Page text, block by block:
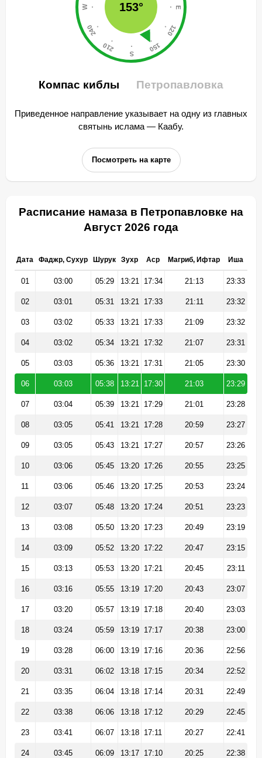
153°
Компас киблы Петропавловка
Приведенное направление указывает на одну из главных
святынь ислама — Каабу.
Посмотреть на карте
Расписание намаза в Петропавловке на
Август 2026 года
Дата Фаджр, Сухур Шурук Зухр Аср Магриб, Ифтар Иша
01 03:00 05:29 13:21 17:34 21:13 23:33
02 03:01 05:31 13:21 17:33 21:11 23:32
03 03:02 05:33 13:21 17:33 21:09 23:32
04 03:02 05:34 13:21 17:32 21:07 23:31
05 03:03 05:36 13:21 17:31 21:05 23:30
06 03:03 05:38 13:21 17:30 21:03 23:29
07 03:04 05:39 13:21 17:29 21:01 23:28
08 03:05 05:41 13:21 17:28 20:59 23:27
09 03:05 05:43 13:21 17:27 20:57 23:26
10 03:06 05:45 13:20 17:26 20:55 23:25
11 03:06 05:46 13:20 17:25 20:53 23:24
12 03:07 05:48 13:20 17:24 20:51 23:23
13 03:08 05:50 13:20 17:23 20:49 23:19
14 03:09 05:52 13:20 17:22 20:47 23:15
15 03:13 05:53 13:20 17:21 20:45 23:11
16 03:16 05:55 13:19 17:20 20:43 23:07
17 03:20 05:57 13:19 17:18 20:40 23:03
18 03:24 05:59 13:19 17:17 20:38 23:00
19 03:28 06:00 13:19 17:16 20:36 22:56
20 03:31 06:02 13:18 17:15 20:34 22:52
21 03:35 06:04 13:18 17:14 20:31 22:49
22 03:38 06:06 13:18 17:12 20:29 22:45
23 03:41 06:07 13:18 17:11 20:27 22:41
24 03:45 06:09 13:17 17:10 20:25 22:38